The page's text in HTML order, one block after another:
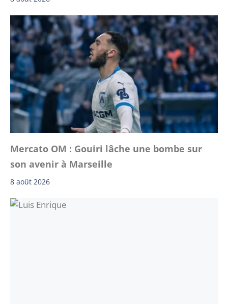
Mercato OM : Gouiri lâche une bombe sur
son avenir à Marseille
8 août 2026